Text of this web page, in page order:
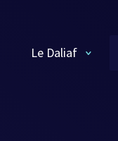
Le Daliaf